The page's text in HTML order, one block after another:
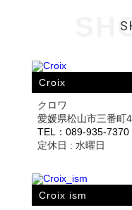
Croix
クロワ
愛媛県松山市三番町
TEL：089-935-7370
定休日 : 水曜日
Croix ism